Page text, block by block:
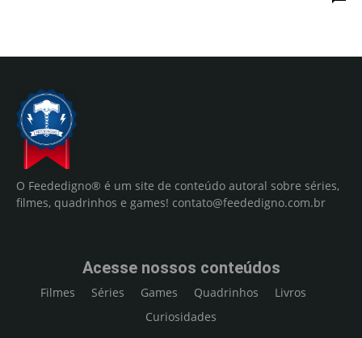
O Feededigno® é um site de conteúdo autoral sobre séries,
filmes, quadrinhos e games! contato@feededigno.com.br
Acesse nossos conteúdos
Filmes Séries Games Quadrinhos
Livros
Curiosidades